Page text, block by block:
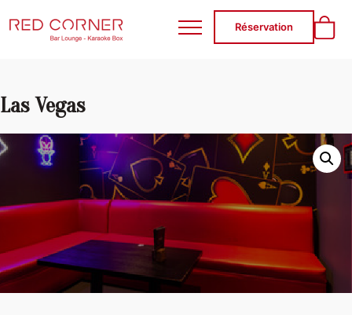
RED CORNER
Réservation
Las Vegas